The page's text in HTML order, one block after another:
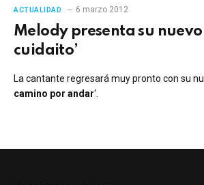
ACTUALIDAD 6 marzo 2012
Melody presenta su nuevo
cuidaito’
La cantante regresará muy pronto con su
camino por andar‘.